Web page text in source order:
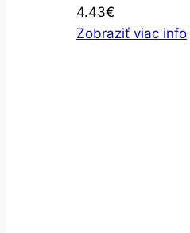
4.43€
Zobraziť viac info